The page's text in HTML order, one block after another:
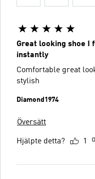
Great looking shoe I
instantly
Comfortable great
stylish
Diamond1974
Översätt
Hjälpte detta? 1